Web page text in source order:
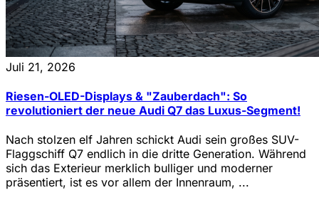
Juli 21, 2026
Riesen-OLED-Displays & "Zauberdach": So
revolutioniert der neue Audi Q7 das Luxus-Segment!
Nach stolzen elf Jahren schickt Audi sein großes SUV-
Flaggschiff Q7 endlich in die dritte Generation. Während
sich das Exterieur merklich bulliger und moderner
präsentiert, ist es vor allem der Innenraum, ...